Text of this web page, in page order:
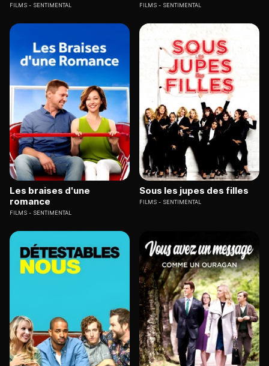
FILMS SENTIMENTAL FILMS SENTIMENTAL
Les braises d'une
romance
FILMS SENTIMENTAL
Sous les jupes des filles
FILMS SENTIMENTAL